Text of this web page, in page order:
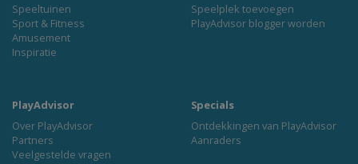
Speeltuinen
Sport & Fitness
Amusement
Inspiratie
Speelplek toevoegen
PlayAdvisor blogger worden
PlayAdvisor
Over PlayAdvisor
Partners
Veelgestelde vragen
Specials
Ontdekkingen van PlayAdvisor
Aanraders